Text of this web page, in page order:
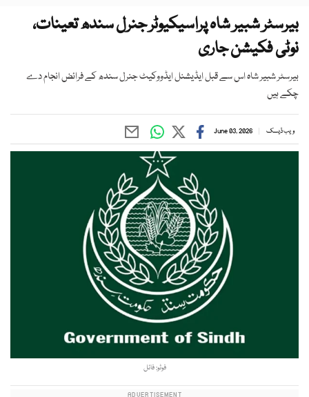
بیرسٹر شبیر شاہ پراسیکیوٹر جنرل سندھ تعینات،
نوٹی فکیشن جاری
بیرسٹر شبیر شاہ اس سے قبل ایڈیشنل ایڈووکیٹ جنرل سندھ کے فرائض انجام دے
چکے ہیں
ویب ڈیسک June 03, 2026
فوٹو: فائل